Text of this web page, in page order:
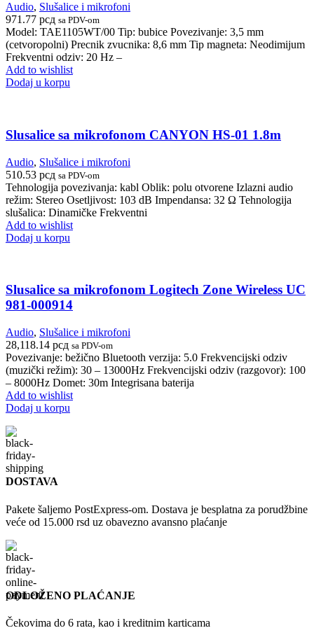
Audio, Slušalice i mikrofoni
971.77 рсд sa PDV-om
Model: TAE1105WT/00 Tip: bubice Povezivanje: 3,5 mm
(cetvoropolni) Precnik zvucnika: 8,6 mm Tip magneta: Neodimijum
Frekventni odziv: 20 Hz –
Add to wishlist
Dodaj u korpu
Slusalice sa mikrofonom CANYON HS-01 1.8m
Audio, Slušalice i mikrofoni
510.53 рсд sa PDV-om
Tehnologija povezivanja: kabl Oblik: polu otvorene Izlazni audio
režim: Stereo Osetljivost: 103 dB Impendansa: 32 Ω Tehnologija
slušalica: Dinamičke Frekventni
Add to wishlist
Dodaj u korpu
Slusalice sa mikrofonom Logitech Zone Wireless UC
981-000914
Audio, Slušalice i mikrofoni
28,118.14 рсд sa PDV-om
Povezivanje: bežično Bluetooth verzija: 5.0 Frekvencijski odziv
(muzički režim): 30 – 13000Hz Frekvencijski odziv (razgovor): 100
– 8000Hz Domet: 30m Integrisana baterija
Add to wishlist
Dodaj u korpu
DOSTAVA
Pakete šaljemo PostExpress-om. Dostava je besplatna za porudžbine
veće od 15.000 rsd uz obavezno avansno plaćanje
ODLOŽENO PLAĆANJE
Čekovima do 6 rata, kao i kreditnim karticama